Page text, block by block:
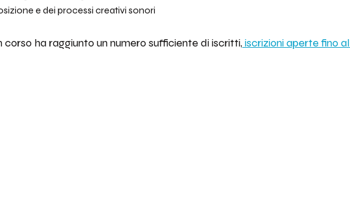
e dei processi creativi sonori
corso ha raggiunto un numero sufficiente di iscritti, iscrizioni aperte fino al